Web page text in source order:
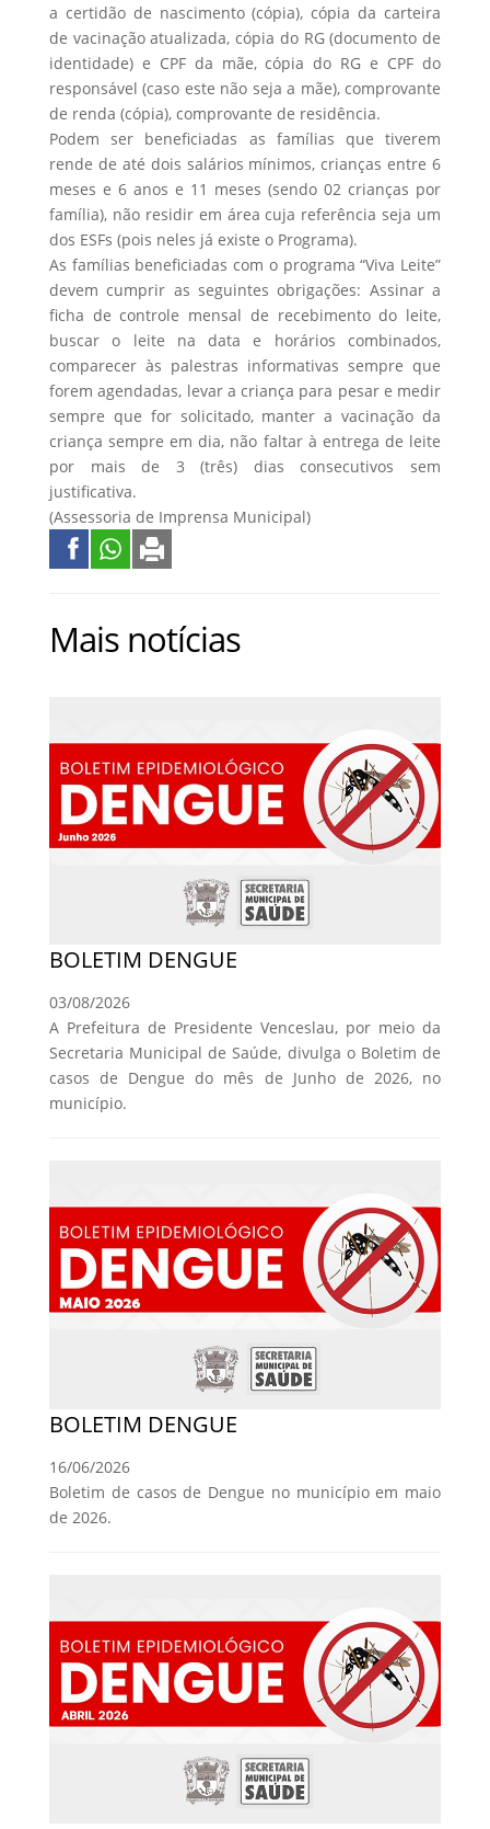
a certidão de nascimento (cópia), cópia da carteira
de vacinação atualizada, cópia do RG (documento de
identidade) e CPF da mãe, cópia do RG e CPF do
responsável (caso este não seja a mãe), comprovante
de renda (cópia), comprovante de residência.
Podem ser beneficiadas as famílias que tiverem
rende de até dois salários mínimos, crianças entre 6
meses e 6 anos e 11 meses (sendo 02 crianças por
família), não residir em área cuja referência seja um
dos ESFs (pois neles já existe o Programa).
As famílias beneficiadas com o programa “Viva Leite”
devem cumprir as seguintes obrigações: Assinar a
ficha de controle mensal de recebimento do leite,
buscar o leite na data e horários combinados,
comparecer às palestras informativas sempre que
forem agendadas, levar a criança para pesar e medir
sempre que for solicitado, manter a vacinação da
criança sempre em dia, não faltar à entrega de leite
por mais de 3 (três) dias consecutivos sem
justificativa.
(Assessoria de Imprensa Municipal)
Mais notícias
BOLETIM DENGUE
03/08/2026
A Prefeitura de Presidente Venceslau, por meio da
Secretaria Municipal de Saúde, divulga o Boletim de
casos de Dengue do mês de Junho de 2026, no
município.
BOLETIM DENGUE
16/06/2026
Boletim de casos de Dengue no município em maio
de 2026.